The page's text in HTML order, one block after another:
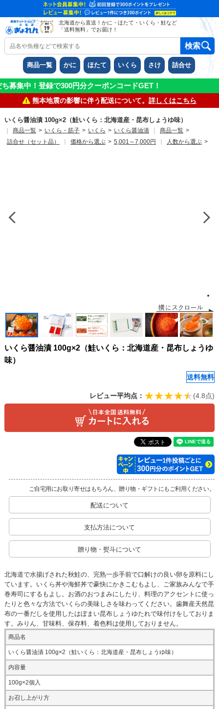
北海道から直送！かに・ほたて・いくら・鮭など
「送料無料」でお届け！
商品一覧 かに ほたて いくら さけ 詰合せ
クーポンコードGET！
熊本地震の影響に伴う配送について。 詳しくはこちら
いくら醤油漬 100g×2（鮭いくら：北海道産・昆布しょうゆ味）
商品一覧 > いくら・筋子 > いくら > いくら醤油漬 商品一覧 >
詰合せ（セット品）
価格から選ぶ > 5,001～7,000円 人数から選ぶ >
いくら醤油漬 100g×2（鮭いくら：北海道産・昆布しょうゆ
味）
送料無料
レビュー平均点： (4.8点)
ご自宅用にお取り寄せはもちろん、贈り物・ギフトにもご利用ください。
配送について
支払方法について
贈り物・熨斗について
北海道で水揚げされた秋鮭の、完熟一歩手前で口解けの良い卵を原料にし
ています。いくら丼や海鮮丼で豪快にかきこむもよし、ご家族みんなで手
巻寿司にするもよし。お酒のおつまみにしたり、料理のアクセントに使っ
たりと色々な方法でいくらの美味しさを味わってください。歯舞産天然昆
布の一番だしを使用したはぼまい昆布しょうゆたれで味付けをしておりま
す。みりん、甘味料、保存料、着色料は使用しておりません。
商品名
いくら醤油漬 100g×2（鮭いくら：北海道産・昆布しょうゆ味）
内容量
100g×2個入
お召し上がり方